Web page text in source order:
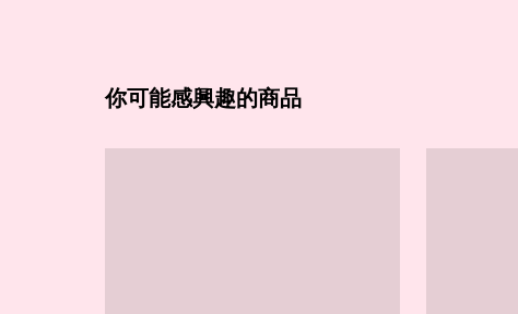
你可能感興趣的商品